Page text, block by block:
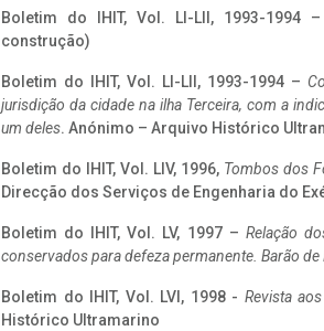
Boletim do IHIT, Vol. LI-LII, 1993-1994 –
construção)
Boletim do IHIT, Vol. LI-LII, 1993-1994 –
jurisdição da cidade na ilha Terceira, com a
um deles. Anónimo – Arquivo Histórico
Boletim do IHIT, Vol. LIV, 1996, Tombos dos
Direcção dos Serviços de Engenharia do
Boletim do IHIT, Vol. LV, 1997 – Relação
conservados para defeza permanente. Barão de
Boletim do IHIT, Vol. LVI, 1998 - Revista
Histórico Ultramarino